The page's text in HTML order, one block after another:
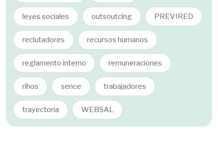
leyes sociales outsoutcing PREVIRED
reclutadores recursos humanos
reglamento interno remuneraciones
rihos sence trabajadores
trayectoria WEBSAL